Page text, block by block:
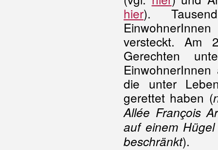
hier).
versteckt. Am
Gerechten
die unter
gerettet haben (
Allée François
auf einem
beschränkt).